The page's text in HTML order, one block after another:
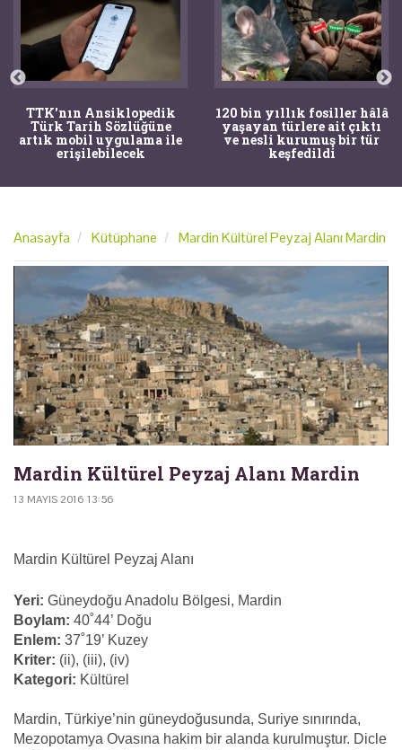
TTK'nın Ansiklopedik
Türk Tarih Sözlüğüne
artık mobil uygulama ile
erişilebilecek
120 bin yıllık fosiller hâlâ
yaşayan türlere ait çıktı
ve nesli kurumuş bir tür
keşfedildi
Anasayfa Kütüphane Mardin Kültürel Peyzaj Alanı Mardin
Mardin Kültürel Peyzaj Alanı Mardin
13 MAYIS 2016 13:56
Mardin Kültürel Peyzaj Alanı
Yeri: Güneydoğu Anadolu Bölgesi, Mardin
Boylam: 40˚44’ Doğu
Enlem: 37˚19’ Kuzey
Kriter: (ii), (iii), (iv)
Kategori: Kültürel
Mardin, Türkiye’nin güneydoğusunda, Suriye sınırında,
Mezopotamya Ovasına hakim bir alanda kurulmuştur. Dicle